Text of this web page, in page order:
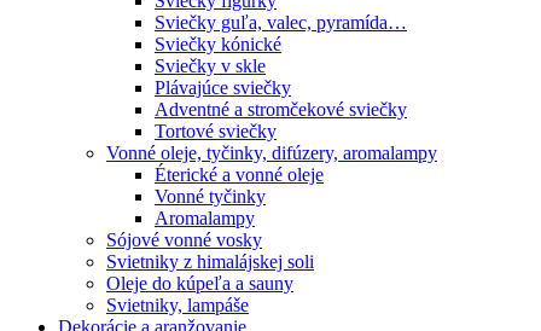
Sviečky guľa, valec, pyramída…
Sviečky kónické
Sviečky v skle
Plávajúce sviečky
Adventné a stromčekové sviečky
Tortové sviečky
Vonné oleje, tyčinky, difúzery, aromalampy
Éterické a vonné oleje
Vonné tyčinky
Aromalampy
Sójové vonné vosky
Svietniky z himalájskej soli
Oleje do kúpeľa a sauny
Svietniky, lampáše
Dekorácie a aranžovanie